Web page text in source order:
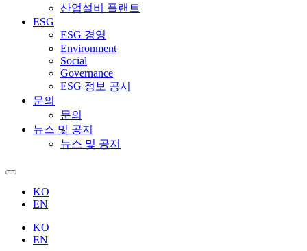
산업설비 플랜트
ESG
ESG 경영
Environment
Social
Governance
ESG 정보 공시
문의
문의
뉴스 및 공지
뉴스 및 공지
KO
EN
KO
EN